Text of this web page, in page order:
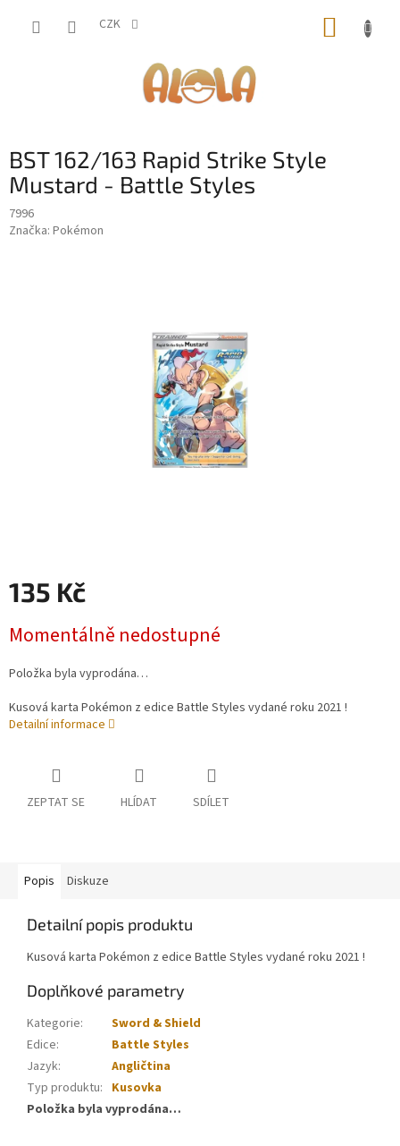
CZK
BST 162/163 Rapid Strike Style
Mustard - Battle Styles
7996
Značka: Pokémon
135 Kč
cena:
Momentálně nedostupné
Položka byla vyprodána…
Kusová karta Pokémon z edice Battle Styles vydané roku 2021 !
Detailní informace
ZEPTAT SE HLÍDAT SDÍLET
Popis Diskuze
Detailní popis produktu
Kusová karta Pokémon z edice Battle Styles vydané roku 2021 !
Doplňkové parametry
Kategorie:
Sword & Shield
Edice:
Battle Styles
Jazyk:
Angličtina
Typ produktu: Kusovka
Položka byla vyprodána…